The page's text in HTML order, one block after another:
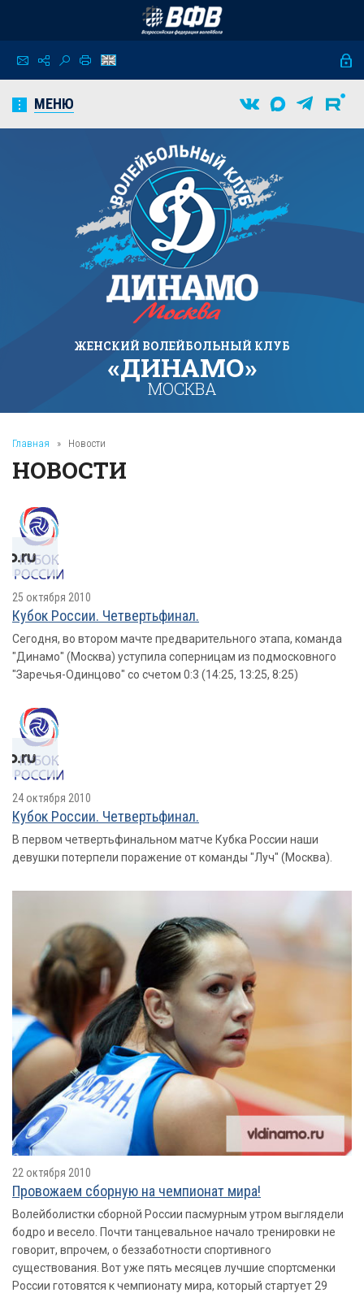
МЕНЮ
ЖЕНСКИЙ ВОЛЕЙБОЛЬНЫЙ КЛУБ
«ДИНАМО»
МОСКВА
Главная » Новости
НОВОСТИ
25 октября 2010
Кубок России. Четвертьфинал.
Сегодня, во втором мачте предварительного этапа, команда
"Динамо" (Москва) уступила соперницам из подмосковного
"Заречья-Одинцово" со счетом 0:3 (14:25, 13:25, 8:25)
24 октября 2010
Кубок России. Четвертьфинал.
В первом четвертьфинальном матче Кубка России наши
девушки потерпели поражение от команды "Луч" (Москва).
22 октября 2010
Провожаем сборную на чемпионат мира!
Волейболистки сборной России пасмурным утром выглядели
бодро и весело. Почти танцевальное начало тренировки не
говорит, впрочем, о беззаботности спортивного
существования. Вот уже пять месяцев лучшие спортсменки
России готовятся к чемпионату мира, который стартует 29